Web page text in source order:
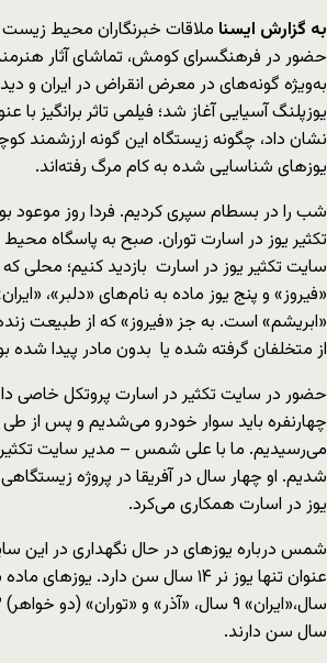
به گزارش ایسنا ملاقات خبرنگاران محیط زیست
حضور در فرهنگسرای کومش، تماشای آثار
به‌ویژه گونه‌های در معرض انقراض در ایران و
یوزپلنگ آسیایی آغاز شد؛ فیلمی تاثر برانگیز با
نشان داد، چگونه زیستگاه این گونه ارزشمند
یوزهای شناسایی شده به کام مرگ رفته‌اند.
شب را در بسطام سپری کردیم. فردا روز موعود
تکثیر یوز در اسارت توران. صبح به پاسگاه محیط
سایت تکثیر یوز در اسارت بازدید کنیم؛ محلی که
«فیروز» و پنج یوز ماده به نام‌های «دلبر»،
«ابریشم» است. به جز «فیروز» که از طبیعت
از متخلفان گرفته شده یا بدون مادر پیدا شده
حضور در سایت تکثیر در اسارت پروتکل خاصی
چهارنفره باید سوار خودرو می‌شدیم و پس از
می‌رسیدیم. ما با علی شمس – مدیر سایت
شدیم. او چهار سال در آفریقا در پروژه
یوز در اسارت همکاری می‌کرد.
شمس درباره یوزهای در حال نگهداری در این
سال سن دارند.